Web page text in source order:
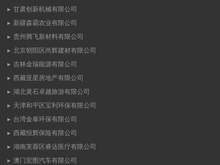
甘肃创新机械有限公司
新疆森霸农业有限公司
贵州腾飞新材料有限公司
北京朝阳区尚辉建材有限公司
吉林金瑞能源有限公司
西藏亚星房地产有限公司
湖北黄石卓越旅游有限公司
天津和平区宝利环保有限公司
台湾金泰环保有限公司
西藏恒辉保险有限公司
湖南芙蓉区睿达医疗有限公司
澳门宏图汽车有限公司